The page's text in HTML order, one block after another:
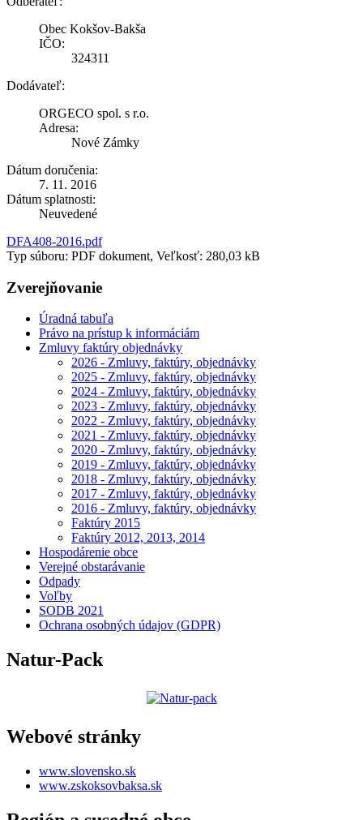
Obec Kokšov-Bakša
IČO:
324311
Dodávateľ:
ORGECO spol. s r.o.
Adresa:
Nové Zámky
Dátum doručenia:
7. 11. 2016
Dátum splatnosti:
Neuvedené
DFA408-2016.pdf
Typ súboru: PDF dokument, Veľkosť: 280,03 kB
Zverejňovanie
Úradná tabuľa
Právo na prístup k informáciám
Zmluvy faktúry objednávky
2026 - Zmluvy, faktúry, objednávky
2025 - Zmluvy, faktúry, objednávky
2024 - Zmluvy, faktúry, objednávky
2023 - Zmluvy, faktúry, objednávky
2022 - Zmluvy, faktúry, objednávky
2021 - Zmluvy, faktúry, objednávky
2020 - Zmluvy, faktúry, objednávky
2019 - Zmluvy, faktúry, objednávky
2018 - Zmluvy, faktúry, objednávky
2017 - Zmluvy, faktúry, objednávky
2016 - Zmluvy, faktúry, objednávky
Faktúry 2015
Faktúry 2012, 2013, 2014
Hospodárenie obce
Verejné obstarávanie
Odpady
Voľby
SODB 2021
Ochrana osobných údajov (GDPR)
Natur-Pack
Webové stránky
www.slovensko.sk
www.zskoksovbaksa.sk